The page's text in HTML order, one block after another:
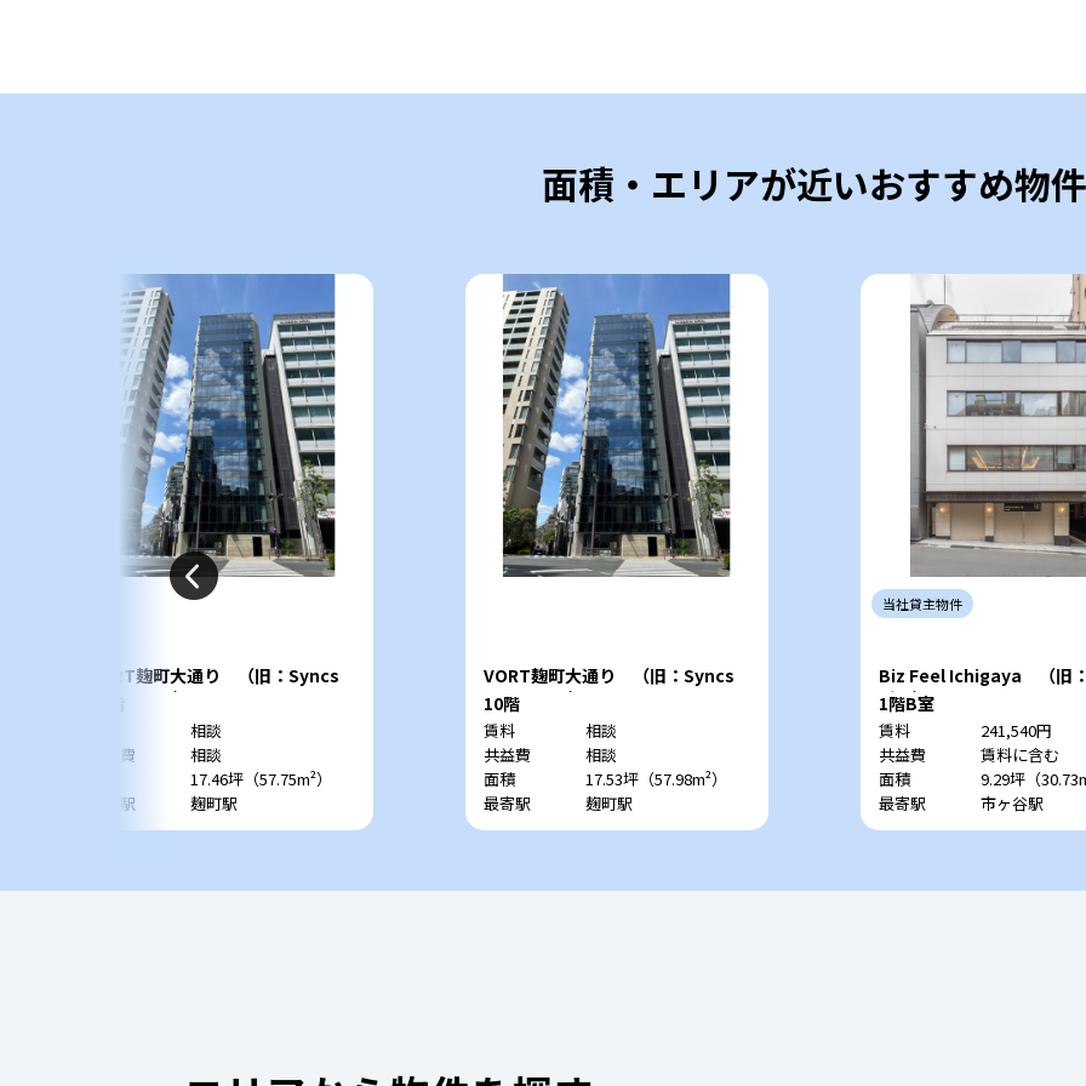
面積・エリアが近いおすすめ物件
VORT麹町大通り （旧：Syncs
Kojimachi）
相談
共益費
相談
17.46坪（57.75m²）
最寄駅
麹町駅
VORT麹町大通り （旧：Syncs
Kojimachi）
10階
賃料
相談
共益費
相談
面積
17.53坪（57.98m²）
最寄駅
麹町駅
当社貸主物件
Biz Feel Ichigaya （旧
ビル）
1階B室
賃料
241,540円
共益費
賃料に含む
面積
9.29坪（
最寄駅
市ヶ谷駅